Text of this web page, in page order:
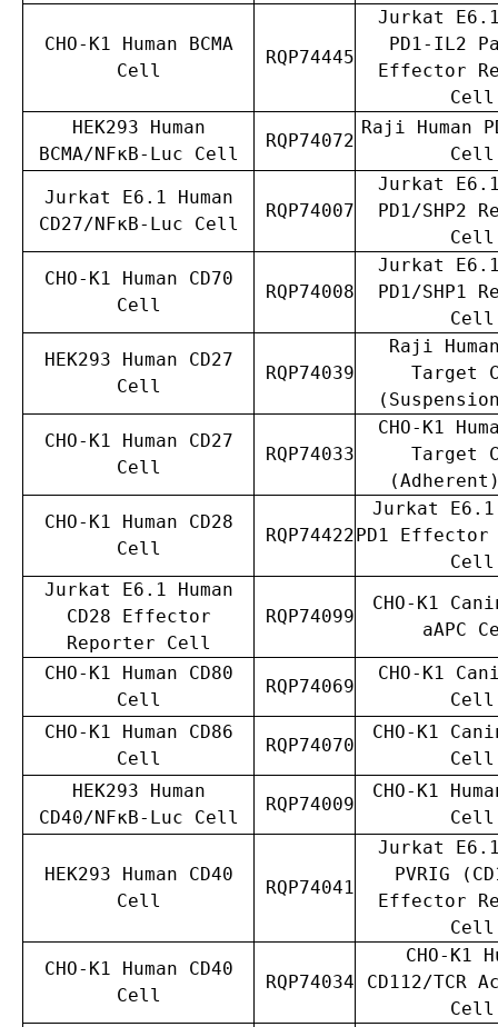
CHO-K1 Human BCMA
Cell
RQP74445
Jurkat E6.1
PD1-IL2
Effector
Cell
HEK293 Human
BCMA/NFκB-Luc Cell
RQP74072
Raji Human
Cell
Jurkat E6.1 Human
CD27/NFκB-Luc Cell
RQP74007
Jurkat E6.1
PD1/SHP2
Cell
CHO-K1 Human CD70
Cell
RQP74008
Jurkat E6.1
PD1/SHP1
Cell
HEK293 Human CD27
Cell
RQP74039
Raji
Target
CHO-K1 Human CD27
Cell
RQP74033
CHO-K1
Target
CHO-K1 Human CD28
Cell
RQP74422
Jurkat E6.1
PD1 Effector
Cell
Jurkat E6.1 Human
CD28 Effector
Reporter Cell
RQP74099
CHO-K1
aAPC
CHO-K1 Human CD80
Cell
RQP74069
CHO-K1
Cell
CHO-K1 Human CD86
Cell
RQP74070
CHO-K1
Cell
HEK293 Human
CD40/NFκB-Luc Cell
RQP74009
CHO-K1
Cell
HEK293 Human CD40
Cell
RQP74041
Jurkat E6.1
PVRIG
Effector
Cell
CHO-K1 Human CD40
Cell
RQP74034
CHO-K1
CD112/TCR
Cell